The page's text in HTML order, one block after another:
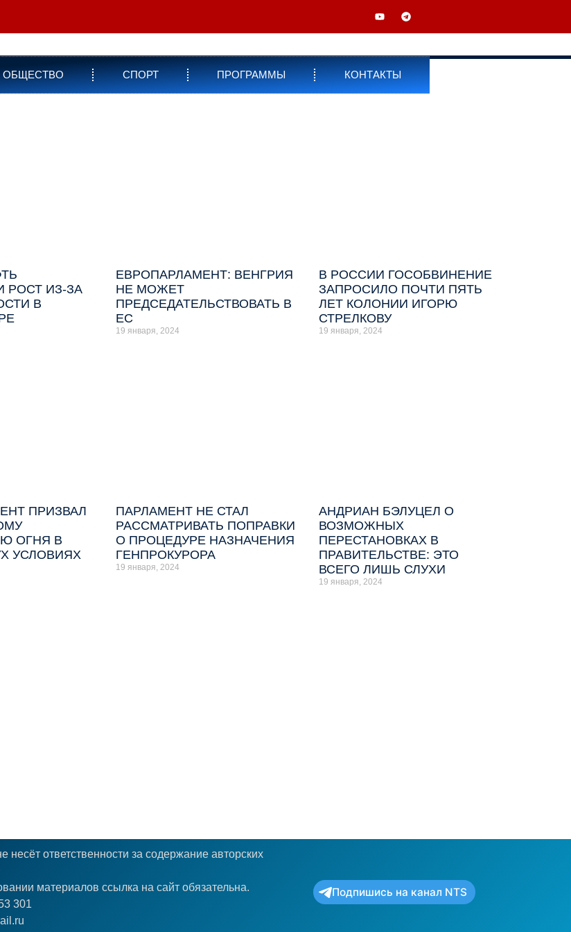
ОБЩЕСТВО СПОРТ ПРОГРАММЫ КОНТАКТЫ
РОСТ ИЗ-ЗА
В
ЕВРОПАРЛАМЕНТ: ВЕНГРИЯ
НЕ МОЖЕТ
ПРЕДСЕДАТЕЛЬСТВОВАТЬ В
ЕС
19 января, 2024
В РОССИИ ГОСОБВИНЕНИЕ
ЗАПРОСИЛО ПОЧТИ ПЯТЬ
ЛЕТ КОЛОНИИ ИГОРЮ
СТРЕЛКОВУ
19 января, 2024
ПРИЗВАЛ
ОГНЯ В
УСЛОВИЯХ
ПАРЛАМЕНТ НЕ СТАЛ
РАССМАТРИВАТЬ ПОПРАВКИ
О ПРОЦЕДУРЕ НАЗНАЧЕНИЯ
ГЕНПРОКУРОРА
19 января, 2024
АНДРИАН БЭЛУЦЕЛ О
ВОЗМОЖНЫХ
ПЕРЕСТАНОВКАХ В
ПРАВИТЕЛЬСТВЕ: ЭТО
ВСЕГО ЛИШЬ СЛУХИ
19 января, 2024
несёт ответственности за содержание авторских
материалов ссылка на сайт обязательна.
301
Подпишись на канал NTS